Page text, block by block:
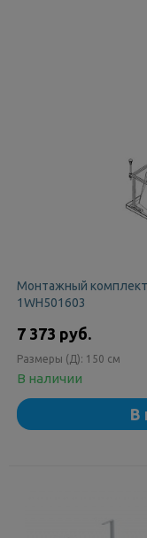
Монтажный
1WH501603
7 373 руб.
Размеры (Д): 150 см
В наличии
В